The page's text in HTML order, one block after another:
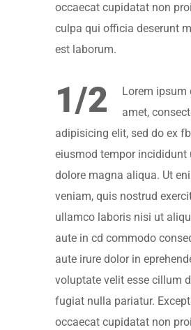
occaecat cupidatat non
culpa qui officia deserunt
est laborum.
1/2
Lorem ipsum
amet,
adipisicing elit, sed do ex
eiusmod tempor incididunt
dolore magna aliqua. Ut
veniam, quis nostrud
ullamco laboris nisi ut
aute in cd commodo
aute irure dolor in
voluptate velit esse cillum
fugiat nulla pariatur.
occaecat cupidatat non